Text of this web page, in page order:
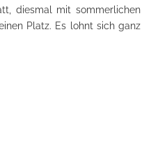
diesmal mit sommerlichen
Platz. Es lohnt sich ganz